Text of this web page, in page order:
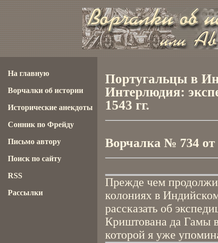
Португальцы в
Интерлюдия:
1543 гг.
Ворчалка № 734 от
Прежде чем
колониях в
рассказать об
Криштована да
которой я уже
На главную
Ворчалки об истории
Исторические анекдоты
Сонник по Фрейду
Письмо автору
Поиск по сайту
RSS
Рассылки